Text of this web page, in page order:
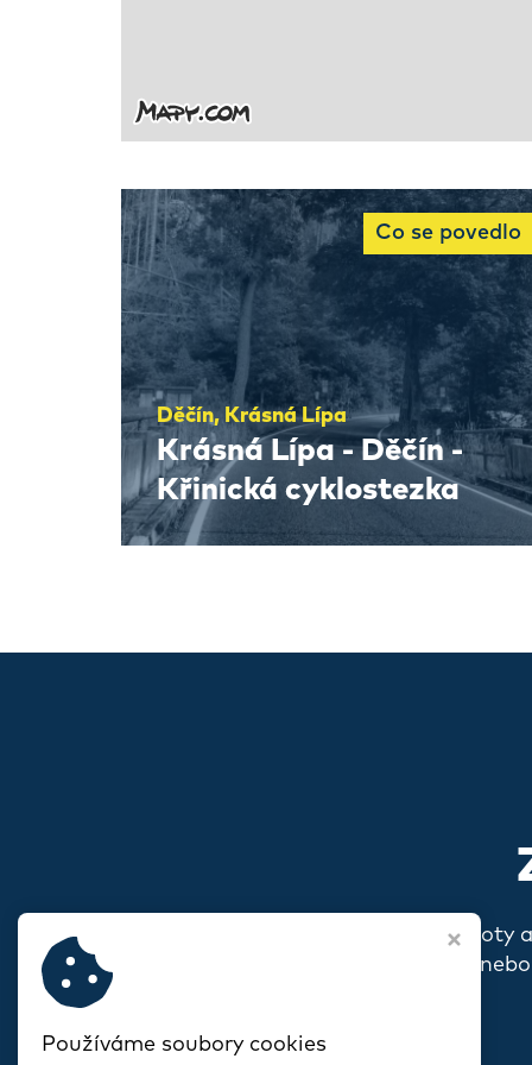
Co se povedlo
Děčín, Krásná Lípa
Krásná Lípa - Děčín -
Křinická cyklostezka
Pokud s vámi rezonují naše
o sobě, o svém spolku
Používáme soubory cookies